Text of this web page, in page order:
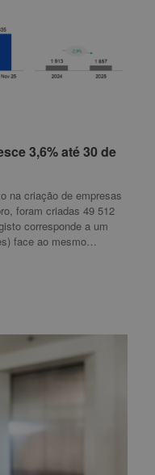
3,6% até 30 de
na criação de empresas
foram criadas 49 512
corresponde a um
face ao mesmo…
3,6% até 30 de